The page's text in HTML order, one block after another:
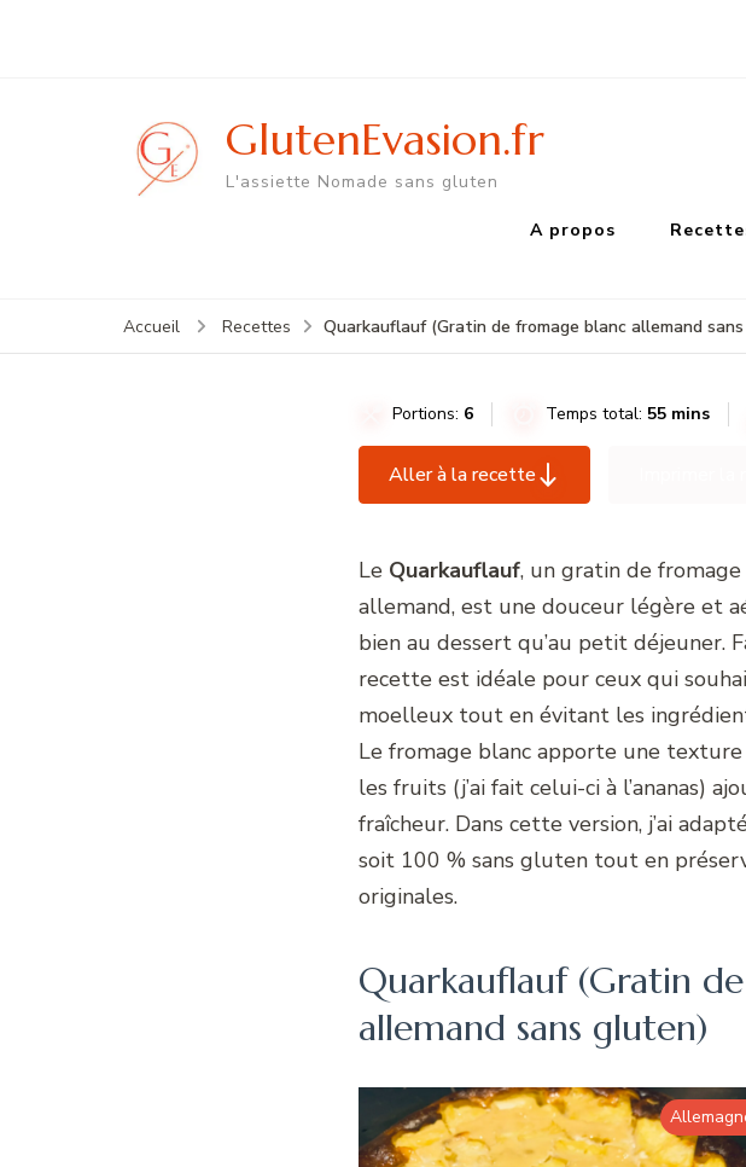
GlutenEvasion.fr
L'assiette Nomade sans gluten
A propos
Accueil Recettes Quarkauflauf (Gratin de fromage blanc allemand
Portions: 6 Temps total: 55 mins
Aller à la recette
Le Quarkauflauf, un gratin de
allemand, est une douceur légère et
bien au dessert qu’au petit déjeuner.
recette est idéale pour ceux qui
moelleux tout en évitant les
Le fromage blanc apporte une
les fruits (j’ai fait celui-ci à l’ananas)
fraîcheur. Dans cette version, j’ai
soit 100 % sans gluten tout en
originales.
Quarkauflauf (Gratin
allemand sans gluten)